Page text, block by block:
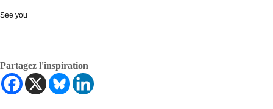
See you
Partagez l'inspiration